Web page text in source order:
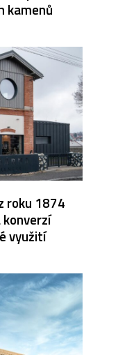
kamenů
roku 1874
využití